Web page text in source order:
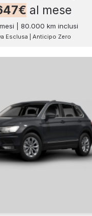
al mese
| 80.000 km inclusi
Esclusa | Anticipo Zero